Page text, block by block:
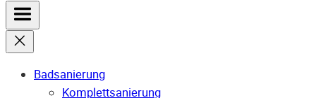
Badsanierung
Komplettsanierung